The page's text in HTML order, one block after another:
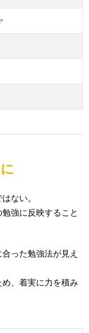
ない。
強に反映すること
った勉強法が見え
、着実に力を積み